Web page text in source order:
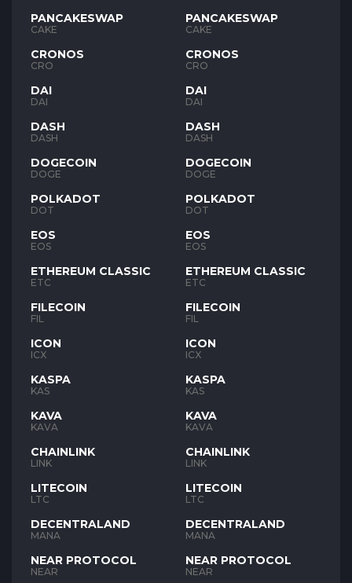
PANCAKESWAP
CAKE
CRONOS
CRO
DAI
DAI
DASH
DASH
DOGECOIN
DOGE
POLKADOT
DOT
EOS
EOS
ETHEREUM CLASSIC
ETC
FILECOIN
FIL
ICON
ICX
KASPA
KAS
KAVA
KAVA
CHAINLINK
LINK
LITECOIN
LTC
DECENTRALAND
MANA
NEAR PROTOCOL
NEAR
PANCAKESWAP
CAKE
CRONOS
CRO
DAI
DAI
DASH
DASH
DOGECOIN
DOGE
POLKADOT
DOT
EOS
EOS
ETHEREUM CLASSIC
ETC
FILECOIN
FIL
ICON
ICX
KASPA
KAS
KAVA
KAVA
CHAINLINK
LINK
LITECOIN
LTC
DECENTRALAND
MANA
NEAR PROTOCOL
NEAR